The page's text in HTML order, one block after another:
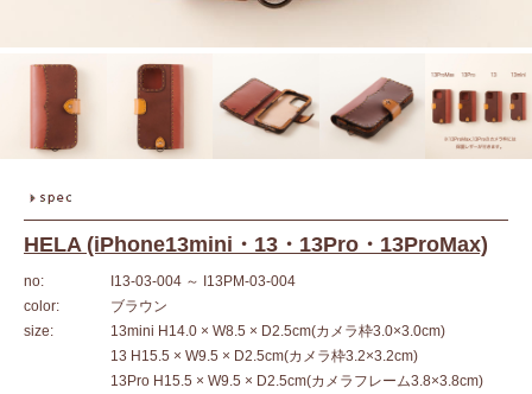
HELA (iPhone13mini・13・13Pro・13ProMax)
no: I13-03-004 ～ I13PM-03-004
color:
ブラウン
size:
13mini H14.0 × W8.5 × D2.5cm(カメラ枠3.0×3.0cm)
13 H15.5 × W9.5 × D2.5cm(カメラ枠3.2×3.2cm)
13Pro H15.5 × W9.5 × D2.5cm(カメラフレーム3.8×3.8cm)